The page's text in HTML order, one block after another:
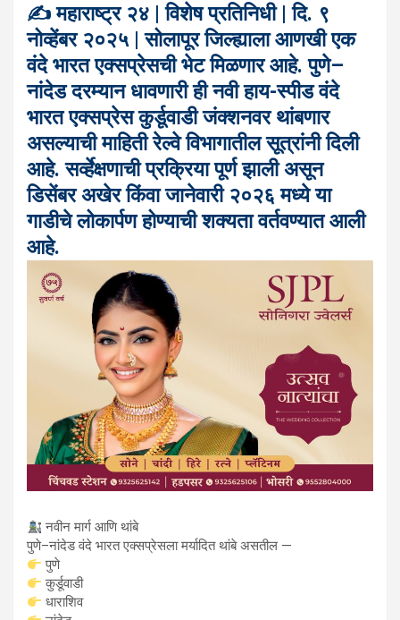
✍️ महाराष्ट्र २४ | विशेष प्रतिनिधी | दि. ९
नोव्हेंबर २०२५ | सोलापूर जिल्ह्याला आणखी एक
वंदे भारत एक्सप्रेसची भेट मिळणार आहे. पुणे–
नांदेड दरम्यान धावणारी ही नवी हाय-स्पीड वंदे
भारत एक्सप्रेस कुर्डूवाडी जंक्शनवर थांबणार
असल्याची माहिती रेल्वे विभागातील सूत्रांनी दिली
आहे. सर्व्हेक्षणाची प्रक्रिया पूर्ण झाली असून
डिसेंबर अखेर किंवा जानेवारी २०२६ मध्ये या
गाडीचे लोकार्पण होण्याची शक्यता वर्तवण्यात आली
आहे.
नवीन मार्ग आणि थांबे
पुणे–नांदेड वंदे भारत एक्सप्रेसला मर्यादित थांबे असतील —
पुणे
कुर्डूवाडी
धाराशिव